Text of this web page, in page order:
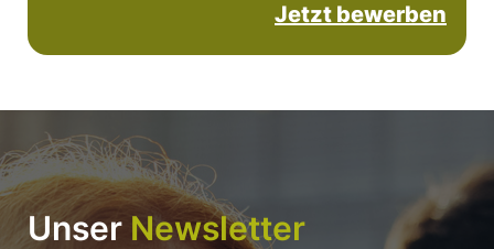
Jetzt bewerben
Unser Newsletter